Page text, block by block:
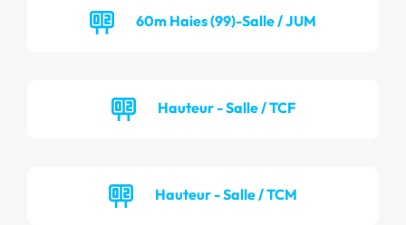
60m Haies (99)-Salle / JUM
Hauteur - Salle / TCF
Hauteur - Salle / TCM